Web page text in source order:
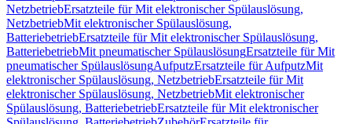
NetzbetriebErsatzteile für Mit elektronischer Spülauslösung,
NetzbetriebMit elektronischer Spülauslösung,
BatteriebetriebErsatzteile für Mit elektronischer Spülauslösung,
BatteriebetriebMit pneumatischer SpülauslösungErsatzteile für Mit
pneumatischer SpülauslösungAufputzErsatzteile für AufputzMit
elektronischer Spülauslösung, NetzbetriebErsatzteile für Mit
elektronischer Spülauslösung, NetzbetriebMit elektronischer
Spülauslösung, BatteriebetriebErsatzteile für Mit elektronischer